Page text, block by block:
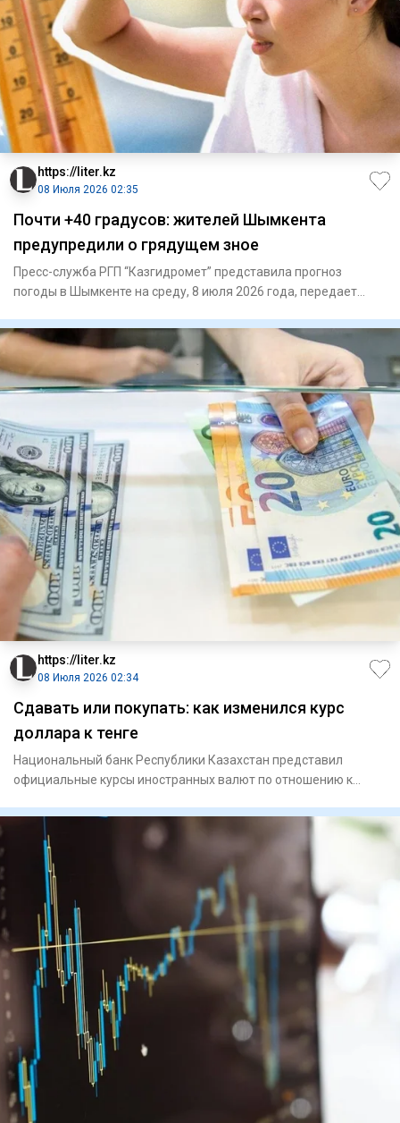
https://liter.kz
08 Июля 2026 02:35
Почти +40 градусов: жителей Шымкента
предупредили о грядущем зное
Пресс-служба РГП “Казгидромет” представила прогноз
погоды в Шымкенте на среду, 8 июля 2026 года, передает
https://liter.kz
08 Июля 2026 02:34
Сдавать или покупать: как изменился курс
доллара к тенге
Национальный банк Республики Казахстан представил
официальные курсы иностранных валют по отношению к